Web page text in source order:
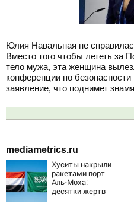
Юлия Навальная не
Вместо того чтобы лететь за
тело мужа, эта женщина
конференции по
заявление, что поднимет
mediametrics.ru
Хуситы накрыли
ракетами порт
Аль-Моха:
десятки жертв